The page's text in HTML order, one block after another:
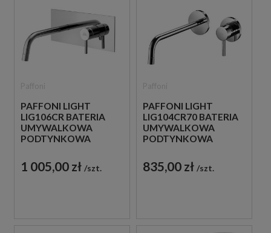
PAFFONI LIGHT
LIG106CR BATERIA
UMYWALKOWA
PODTYNKOWA
CHROM
1 005,00 zł szt.
PAFFONI LIGHT
LIG104CR70 BATERIA
UMYWALKOWA
PODTYNKOWA
CHROM
835,00 zł szt.